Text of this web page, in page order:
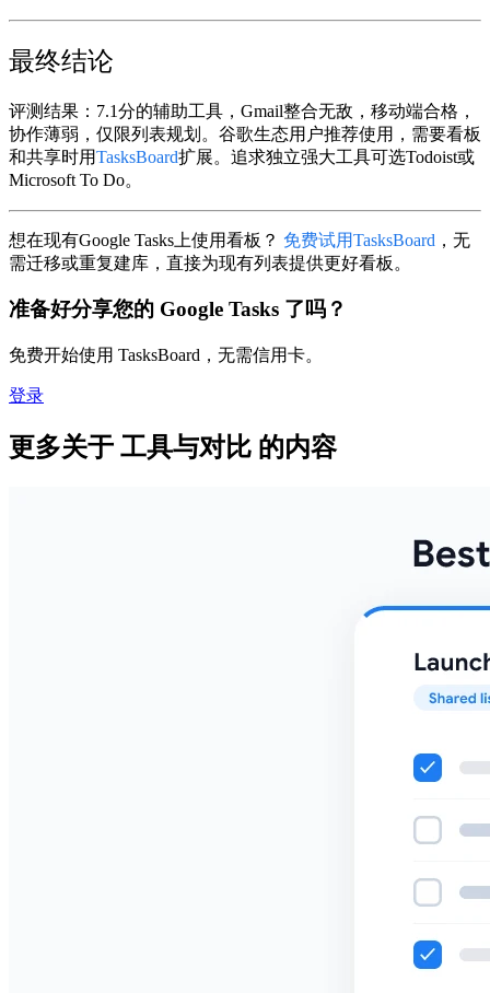
最终结论
评测结果 ：7.1分的辅助工具，Gmail整合无敌，移动端合格，
协作薄弱，仅限列表规划。谷歌生态用户推荐使用，需要看板
和共享时用TasksBoard扩展。追求独立强大工具可选Todoist或
Microsoft To Do。
想在现有Google Tasks上使用看板？ 免费试用TasksBoard ，无
需迁移或重复建库，直接为现有列表提供更好看板。
准备好分享您的 Google Tasks 了吗？
免费开始使用 TasksBoard，无需信用卡。
登录
更多关于 工具与对比 的内容